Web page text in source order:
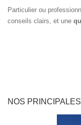
Particulier ou
conseils clairs, et une
NOS